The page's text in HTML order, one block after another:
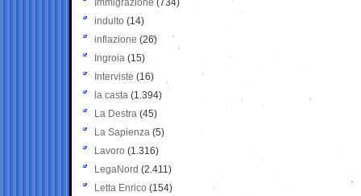
Immigrazione (734)
indulto (14)
inflazione (26)
Ingroia (15)
Interviste (16)
la casta (1.394)
La Destra (45)
La Sapienza (5)
Lavoro (1.316)
LegaNord (2.411)
Letta Enrico (154)